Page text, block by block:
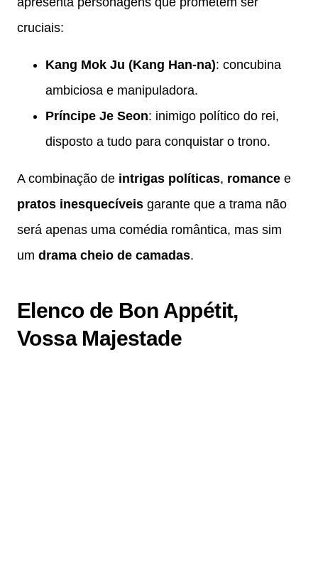
cruciais:
Kang Mok Ju (Kang Han-na): concubina
ambiciosa e manipuladora.
Príncipe Je Seon: inimigo político do rei,
disposto a tudo para conquistar o trono.
A combinação de intrigas políticas, romance e
pratos inesquecíveis garante que a trama não
será apenas uma comédia romântica, mas sim
um drama cheio de camadas.
Elenco de Bon Appétit,
Vossa Majestade